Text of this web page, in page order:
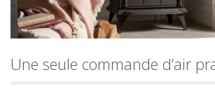
Une seule commande d’air